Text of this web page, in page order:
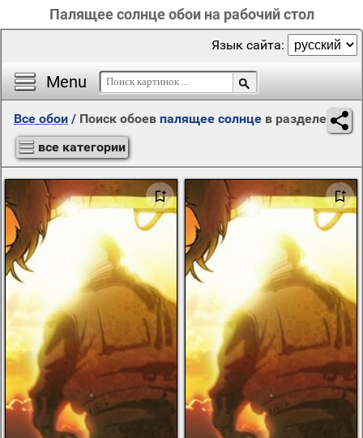
Палящее солнце обои на рабочий стол
Menu
Язык сайта:
Все обои / Поиск обоев палящее солнце в разделе
все категории